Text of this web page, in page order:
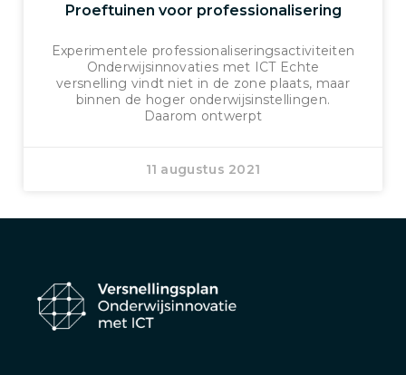
Proeftuinen voor professionalisering
Experimentele professionaliseringsactiviteiten
Onderwijsinnovaties met ICT Echte
versnelling vindt niet in de zone plaats, maar
binnen de hoger onderwijsinstellingen.
Daarom ontwerpt
11 augustus 2021